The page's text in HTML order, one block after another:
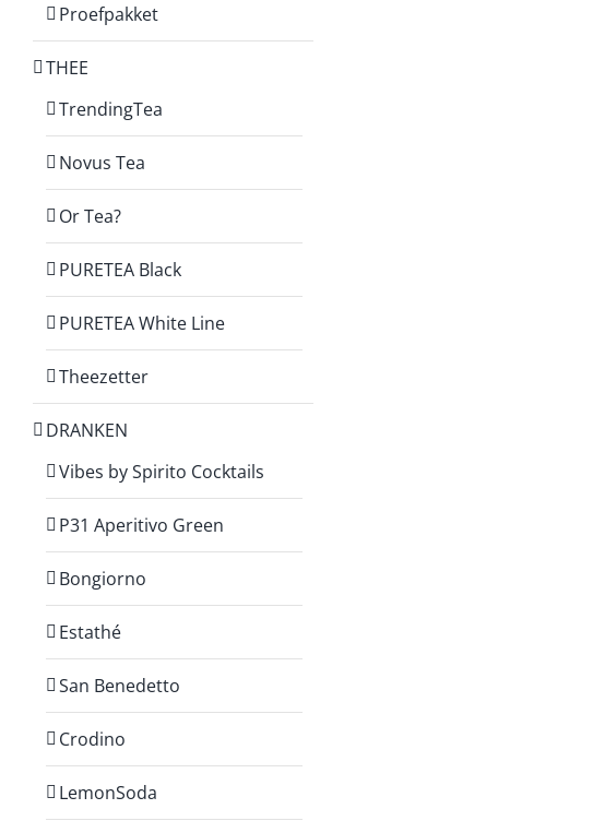
Proefpakket
THEE
TrendingTea
Novus Tea
Or Tea?
PURETEA Black
PURETEA White Line
Theezetter
DRANKEN
Vibes by Spirito Cocktails
P31 Aperitivo Green
Bongiorno
Estathé
San Benedetto
Crodino
LemonSoda